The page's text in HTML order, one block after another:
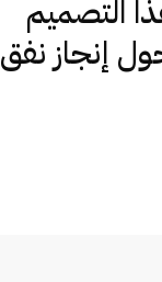
التصميم
إنجاز نفق